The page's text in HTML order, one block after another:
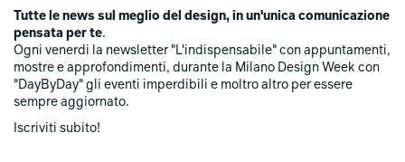
Tutte le news sul meglio del design, in un'unica comunicazione
pensata per te.
Ogni venerdi la newsletter "L'indispensabile" con appuntamenti,
mostre e approfondimenti, durante la Milano Design Week con
"DayByDay" gli eventi imperdibili e moltro altro per essere
sempre aggiornato.
Iscriviti subito!